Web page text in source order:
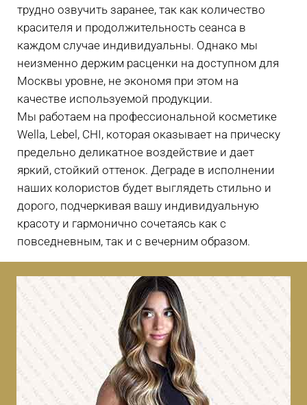
трудно озвучить заранее, так как количество
красителя и продолжительность сеанса в
каждом случае индивидуальны. Однако мы
неизменно держим расценки на доступном для
Москвы уровне, не экономя при этом на
качестве используемой продукции.
Мы работаем на профессиональной косметике
Wella, Lebel, CHI, которая оказывает на прическу
предельно деликатное воздействие и дает
яркий, стойкий оттенок. Деграде в исполнении
наших колористов будет выглядеть стильно и
дорого, подчеркивая вашу индивидуальную
красоту и гармонично сочетаясь как с
повседневным, так и с вечерним образом.